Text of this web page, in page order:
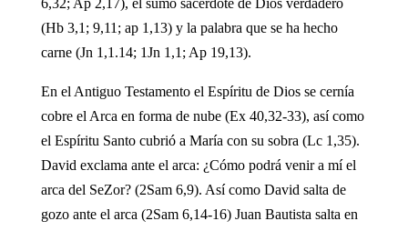
(Hb 3,1; 9,11; ap 1,13) y la palabra que se ha hecho
carne (Jn 1,1.14; 1Jn 1,1; Ap 19,13).
En el Antiguo Testamento el Espíritu de Dios se cernía
cobre el Arca en forma de nube (Ex 40,32-33), así como
el Espíritu Santo cubrió a María con su sobra (Lc 1,35).
David exclama ante el arca: ¿Cómo podrá venir a mí el
arca del SeZor? (2Sam 6,9). Así como David salta de
gozo ante el arca (2Sam 6,14-16) Juan Bautista salta en